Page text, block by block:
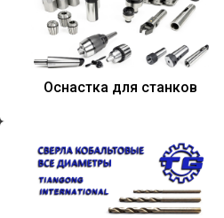
Оснастка для станков